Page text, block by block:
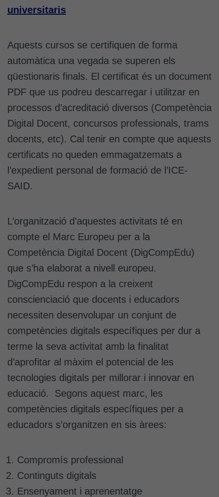
universitaris
Aquests cursos se certifiquen de forma
automàtica una vegada se superen els
qüestionaris finals. El certificat és un document
PDF que us podreu descarregar i utilitzar en
processos d’acreditació diversos (Competència
Digital Docent, concursos professionals, trams
docents, etc). Cal tenir en compte que aquests
certificats no queden emmagatzemats a
l’expedient personal de formació de l’ICE-
SAID.
L’organització d’aquestes activitats té en
compte el Marc Europeu per a la
Competència Digital Docent (DigCompEdu)
que s’ha elaborat a nivell europeu.
DigCompEdu respon a la creixent
conscienciació que docents i educadors
necessiten desenvolupar un conjunt de
competències digitals específiques per dur a
terme la seva activitat amb la finalitat
d’aprofitar al màxim el potencial de les
tecnologies digitals per millorar i innovar en
educació. Segons aquest marc, les
competències digitals específiques per a
educadors s’organitzen en sis àrees:
Compromís professional
Continguts digitals
Ensenyament i aprenentatge